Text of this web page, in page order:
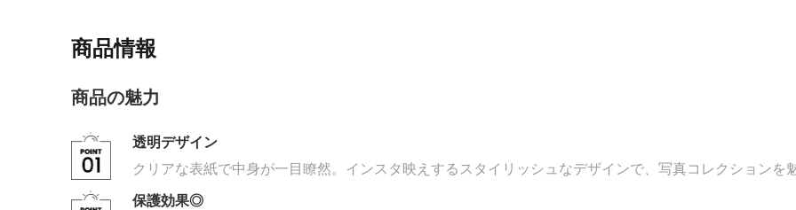
商品情報
商品の魅力
透明デザイン
クリアな表紙で中身が一目瞭然。インスタ映えするスタイリッシュなデザインで、写真コレクションを
保護効果◎